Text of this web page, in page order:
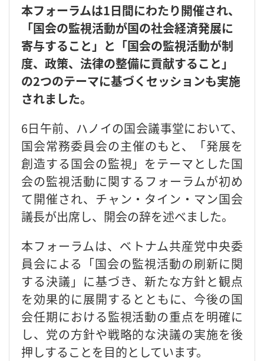
本フォーラムは1日間にわたり開催され、
「国会の監視活動が国の社会経済発展に
寄与すること」と「国会の監視活動が制
度、政策、法律の整備に貢献すること」
の2つのテーマに基づくセッションも実施
されました。
6日午前、ハノイの国会議事堂において、
国会常務委員会の主催のもと、「発展を
創造する国会の監視」をテーマとした国
会の監視活動に関するフォーラムが初め
て開催され、チャン・タイン・マン国会
議長が出席し、開会の辞を述べました。
本フォーラムは、ベトナム共産党中央委
員会による「国会の監視活動の刷新に関
する決議」に基づき、新たな方針と観点
を効果的に展開するとともに、今後の国
会任期における監視活動の重点を明確に
し、党の方針や戦略的な決議の実施を後
押しすることを目的としています。